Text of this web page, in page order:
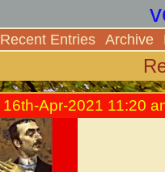
Recent Entries Archive
16th-Apr-2021 11:20